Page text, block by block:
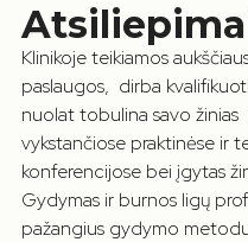
Klinikoje teikiamos
paslaugos, dirba
nuolat tobulina savo
vykstančiose praktinėse ir
konferencijose bei įgytas
Gydymas ir burnos ligų
pažangius gydymo